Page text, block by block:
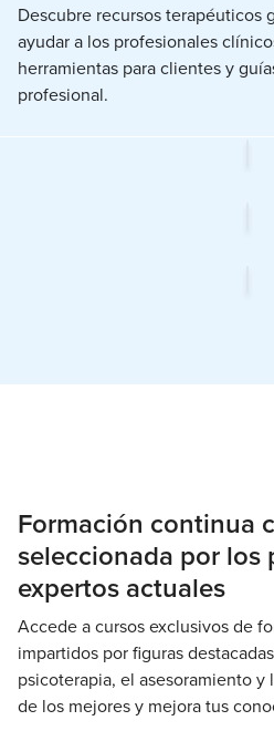
Descubre recursos terapéuticos
ayudar a los profesionales
herramientas para clientes y
profesional.
Formación continua
seleccionada por los
expertos actuales
Accede a cursos exclusivos de
impartidos por figuras
psicoterapia, el asesoramiento
de los mejores y mejora tus